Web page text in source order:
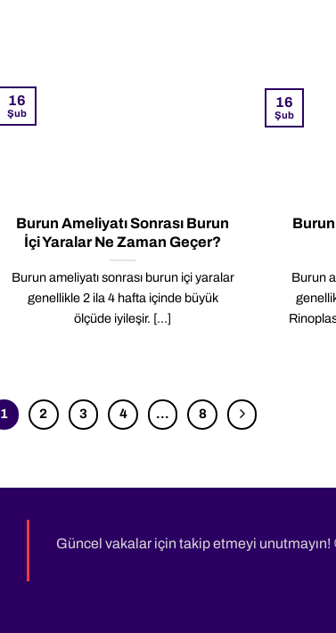
Burun Ameliyatı Sonrası Burun
İçi Yaralar Ne Zaman Geçer?
Burun ameliyatı sonrası burun içi yaralar
genellikle 2 ila 4 hafta içinde büyük
ölçüde iyileşir. [...]
16
Şub
Burun
Burun
16
Şub
1 2 3 4 … 8
Güncel vakalar için takip etmeyi unutmayın!